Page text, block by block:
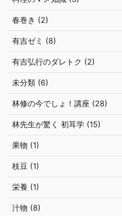
春巻き (2)
有吉ゼミ (8)
有吉弘行のダレトク (2)
未分類 (6)
林修の今でしょ！講座 (28)
林先生が驚く 初耳学 (15)
果物 (1)
枝豆 (1)
栄養 (1)
汁物 (8)